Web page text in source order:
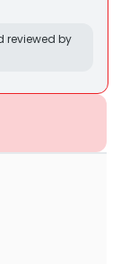
reviewed by